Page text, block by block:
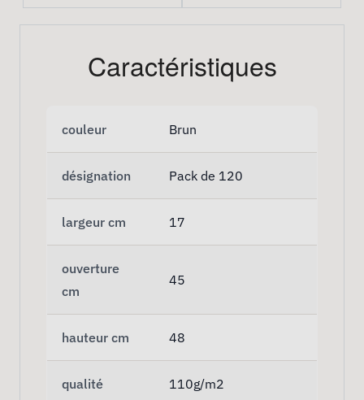
Caractéristiques
couleur Brun
désignation Pack de 120
largeur cm 17
ouverture
cm
45
hauteur cm 48
qualité 110g/m2